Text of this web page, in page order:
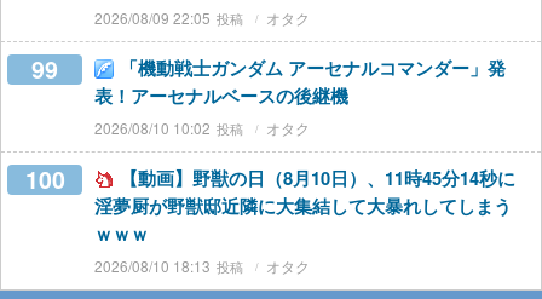
2026/08/09 22:05 オタク
99
「機動戦士ガンダム アーセナルコマンダー」発
表！アーセナルベースの後継機
2026/08/10 10:02 オタク
100
【動画】野獣の日（8月10日）、11時45分14秒に
淫夢厨が野獣邸近隣に大集結して大暴れしてしまう
ｗｗｗ
2026/08/10 18:13 オタク